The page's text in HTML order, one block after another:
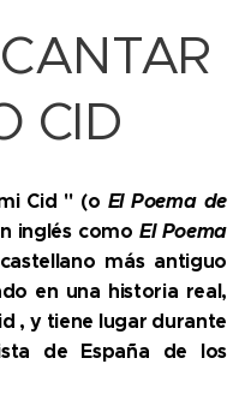
CID
Cid " (o El Poema de
inglés como El Poema
más antiguo
en una historia real,
, y tiene lugar durante
de España de los